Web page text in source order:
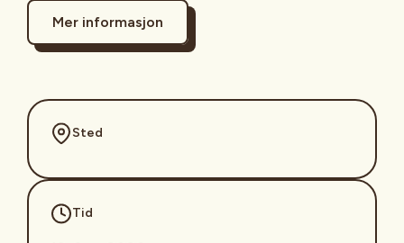
Mer informasjon
Sted
Tid